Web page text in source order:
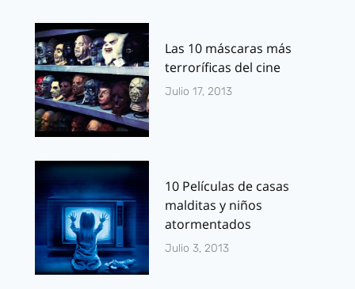
Las 10 máscaras más
terroríficas del cine
Julio 17, 2013
10 Películas de casas
malditas y niños
atormentados
Julio 3, 2013